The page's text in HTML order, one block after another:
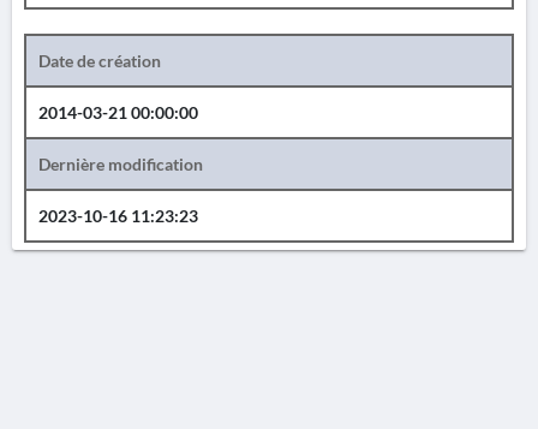
Date de création
2014-03-21 00:00:00
Dernière modification
2023-10-16 11:23:23